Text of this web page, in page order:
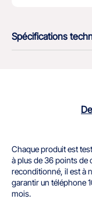
Spécifications
Chaque produit est
à plus de 36 points de
reconditionné, il est à
garantir un téléphone
mois.